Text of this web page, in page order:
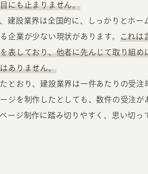
にも止まりません。
建設業界は全国的に、しっかりとホ
企業が少ない現状があります。 これは
表しており、他者に先んじて取り組
ありません。
とおり、建設業界は一件あたりの受注
ジを制作したとしても、数件の受注
ージ制作に踏み切りやすく、思い切っ